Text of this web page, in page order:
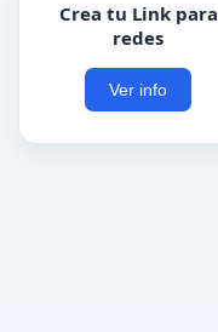
Crea tu Link para
redes
Ver info